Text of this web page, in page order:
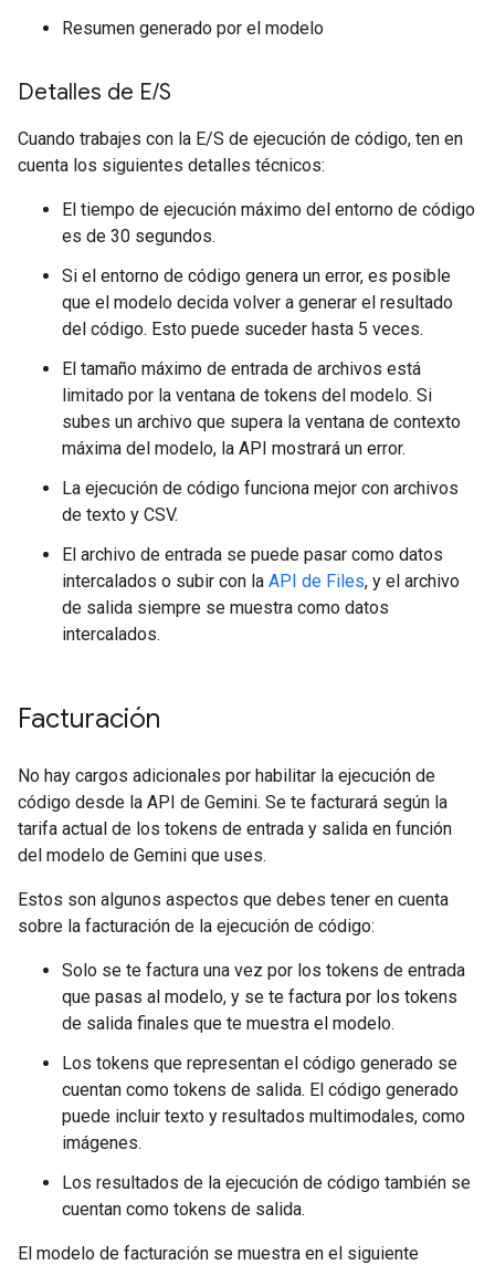
Resumen generado por el modelo
Detalles de E/S
Cuando trabajes con la E/S de ejecución de código, ten en
cuenta los siguientes detalles técnicos:
El tiempo de ejecución máximo del entorno de código
es de 30 segundos.
Si el entorno de código genera un error, es posible
que el modelo decida volver a generar el resultado
del código. Esto puede suceder hasta 5 veces.
El tamaño máximo de entrada de archivos está
limitado por la ventana de tokens del modelo. Si
subes un archivo que supera la ventana de contexto
máxima del modelo, la API mostrará un error.
La ejecución de código funciona mejor con archivos
de texto y CSV.
El archivo de entrada se puede pasar como datos
intercalados o subir con la API de Files, y el archivo
de salida siempre se muestra como datos
intercalados.
Facturación
No hay cargos adicionales por habilitar la ejecución de
código desde la API de Gemini. Se te facturará según la
tarifa actual de los tokens de entrada y salida en función
del modelo de Gemini que uses.
Estos son algunos aspectos que debes tener en cuenta
sobre la facturación de la ejecución de código:
Solo se te factura una vez por los tokens de entrada
que pasas al modelo, y se te factura por los tokens
de salida finales que te muestra el modelo.
Los tokens que representan el código generado se
cuentan como tokens de salida. El código generado
puede incluir texto y resultados multimodales, como
imágenes.
Los resultados de la ejecución de código también se
cuentan como tokens de salida.
El modelo de facturación se muestra en el siguiente